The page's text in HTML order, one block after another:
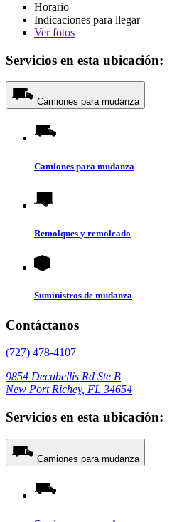
Horario
Indicaciones para llegar
Verfotos
Servicios en esta ubicación:
Camiones para mudanza
Camiones para mudanza
Remolques y remolcado
Suministros de mudanza
Contáctanos
(727) 478-4107
9854 Decubellis Rd Ste B
New Port Richey, FL 34654
Servicios en esta ubicación:
Camiones para mudanza